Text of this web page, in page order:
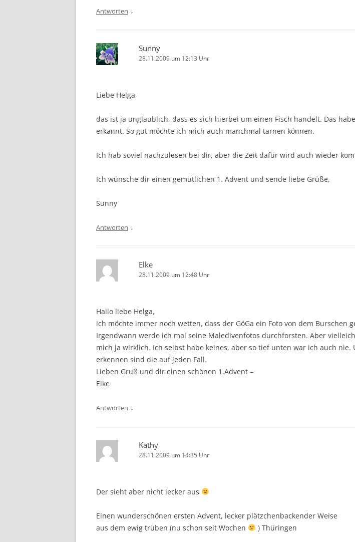
Antworten ↓
Sunny
28.11.2009 um 12:13 Uhr
Liebe Helga,
das ist ja unglaublich, dass es sich hierbei um einen Fisch handelt. Das
erkannt. So gut möchte ich mich auch manchmal tarnen können.
Ich hab soviel nachzulesen bei dir, aber die Zeit dafür wird auch wieder
Ich wünsche dir einen gemütlichen 1. Advent und sende liebe Grüße,
Sunny
Antworten ↓
Elke
28.11.2009 um 12:48 Uhr
Hallo liebe Helga,
ich möchte immer noch wetten, dass der GöGa ein Foto von dem Burschen
Irgendwann werde ich mal seine Maledivenfotos durchforsten. Aber
mich ja wirklich. Ich selbst habe keines, aber so tief unten war ich auch nie.
erkennen sind die auf jeden Fall.
Lieben Gruß und dir einen schönen 1.Advent –
Elke
Antworten ↓
Kathy
28.11.2009 um 14:35 Uhr
Der sieht aber nicht lecker aus
Einen wunderschönen ersten Advent, lecker plätzchenbackender Weise
aus dem ewig trüben (nu schon seit Wochen
) Thüringen